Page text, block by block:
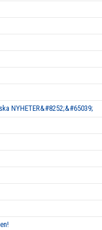
NYHETER&#8252;&#65039;